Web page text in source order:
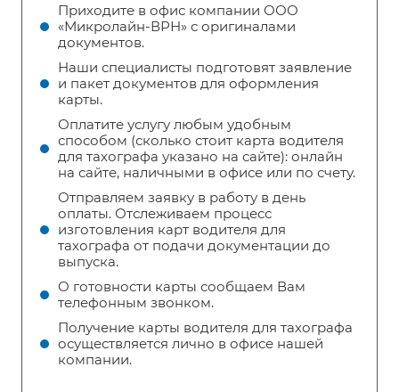
Приходите в офис компании ООО
«Микролайн-ВРН» с оригиналами
документов.
Наши специалисты подготовят заявление
и пакет документов для оформления
карты.
Оплатите услугу любым удобным
способом (сколько стоит карта водителя
для тахографа указано на сайте): онлайн
на сайте, наличными в офисе или по счету.
Отправляем заявку в работу в день
оплаты. Отслеживаем процесс
изготовления карт водителя для
тахографа от подачи документации до
выпуска.
О готовности карты сообщаем Вам
телефонным звонком.
Получение карты водителя для тахографа
осуществляется лично в офисе нашей
компании.